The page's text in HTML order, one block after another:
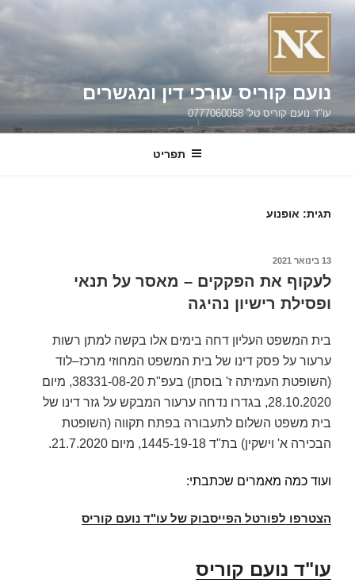
דילוג
נועם קוריס עורכי דין ומגשרים
עו"ד נועם קוריס טל' 0777060058
תפריט
תגית: אופנוע
פורסם
13 בינואר 2021
לעקוף את הפקקים – מאסר על תנאי
ופסילת רישיון נהיגה
בית המשפט העליון דחה בימים אלו בקשה למתן רשות
ערעור על פסק דינו של בית המשפט המחוזי מרכז–לוד
(השופטת העמיתה ז' בוסתן
) בעפ"ת 38331-08-20, מיום
28.10.2020, בגדרו נדחה ערעור המבקש על גזר דינו של
בית משפט השלום לתעבורה בפתח תקווה (השופטת
הבכירה א' וישקין) בת"ד 1445-19-18, מיום 21.7.2020.
ועוד כמה מאמרים שכתבתי:
הצטרפו לפורטל הפייסבוק של עו"ד נועם קוריס
עו"ד נועם קוריס